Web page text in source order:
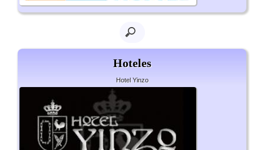
Hoteles
Hotel Yinzo